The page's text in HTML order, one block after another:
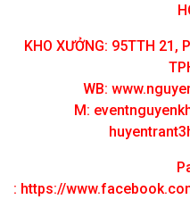
KHO XƯỞNG: 95TTH 21,
WB:
M:
: https://